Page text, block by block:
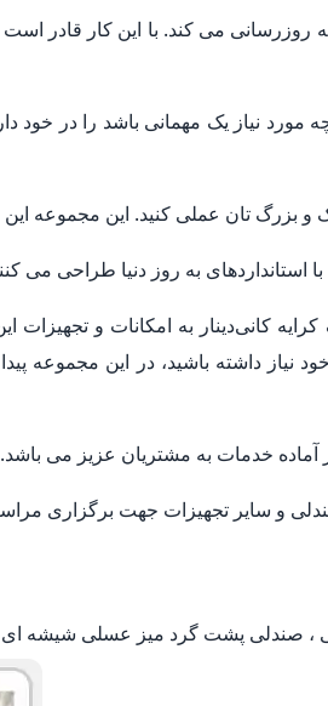
می کند. با این کار قادر
نیاز یک مهمانی باشد را در خود
و بزرگ تان عملی کنید. این مجموعه
به روز دنیا طراحی می
کانی‌دینار به امکانات و
نیاز داشته باشید، در این مجموعه
خدمات به مشتریان عزیز می باشد.
و سایر تجهیزات جهت برگزاری
، صندلی پشت گرد میز عسلی شیشه